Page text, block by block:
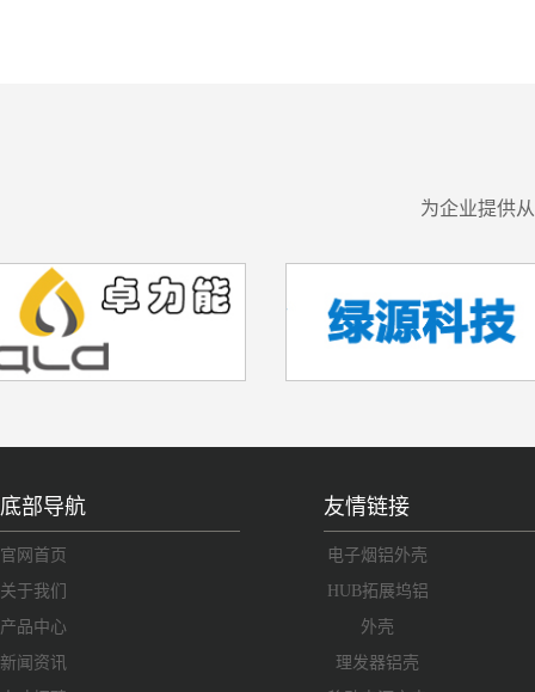
为企业提供
底部导航
官网首页
关于我们
产品中心
新闻资讯
友情链接
电子烟铝外壳
HUB拓展坞铝
外壳
理发器铝壳